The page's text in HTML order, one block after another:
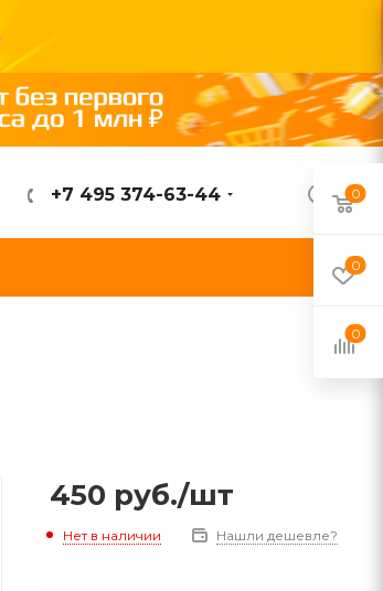
ВОЙТИ
+7 495 374-63-44
450 руб./шт
Нет в наличии Нашли дешевле?
0
0
0